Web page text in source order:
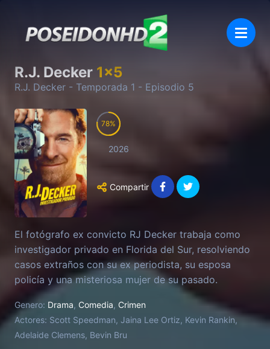
R.J. Decker 1x5
R.J. Decker - Temporada 1 - Episodio 5
78
2026
Compartir
El fotógrafo ex convicto RJ Decker trabaja como
investigador privado en Florida del Sur, resolviendo
casos extraños con su ex periodista, su esposa
policía y una misteriosa mujer de su pasado.
Genero: Drama, Comedia, Crimen
Actores: Scott Speedman, Jaina Lee Ortiz, Kevin Rankin,
Adelaide Clemens, Bevin Bru